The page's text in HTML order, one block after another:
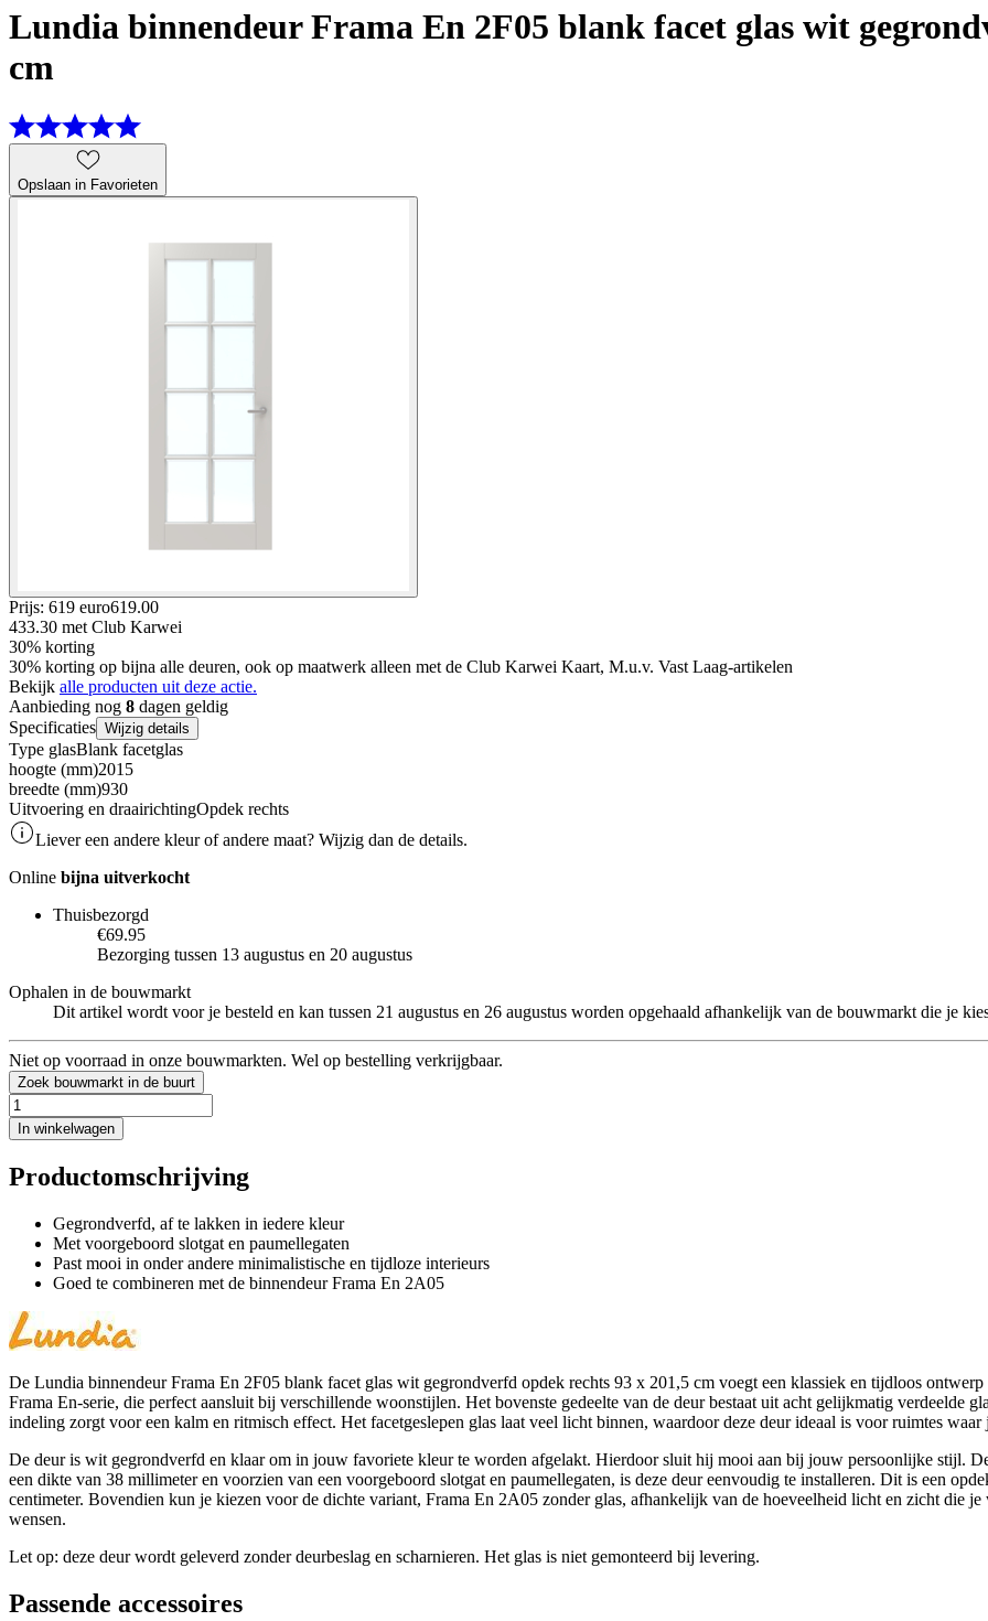
Lundia binnendeur Frama En 2F05 blank facet glas wit
cm
Opslaan in Favorieten
Prijs: 619 euro619.00
433.30 met Club Karwei
30% korting
30% korting op bijna alle deuren, ook op maatwerk alleen met de Club Karwei Kaart, M.u.v. Vast Laag-artikelen
Bekijk alle producten uit deze actie.
Aanbieding nog 8 dagen geldig
Specificaties Wijzig details
Type glasBlank facetglas
hoogte (mm)2015
breedte (mm)930
Uitvoering en draairichtingOpdek rechts
Liever een andere kleur of andere maat? Wijzig dan de details.
Online bijna uitverkocht
Thuisbezorgd
€69.95
Bezorging tussen 13 augustus en 20 augustus
Ophalen in de bouwmarkt
Dit artikel wordt voor je besteld en kan tussen 21 augustus en 26 augustus worden opgehaald afhankelijk van de bouwmarkt die je
Niet op voorraad in onze bouwmarkten. Wel op bestelling verkrijgbaar.
Zoek bouwmarkt in de buurt
In winkelwagen
Productomschrijving
Gegrondverfd, af te lakken in iedere kleur
Met voorgeboord slotgat en paumellegaten
Past mooi in onder andere minimalistische en tijdloze interieurs
Goed te combineren met de binnendeur Frama En 2A05
De Lundia binnendeur Frama En 2F05 blank facet glas wit gegrondverfd opdek rechts 93 x 201,5 cm voegt een klassiek en tijdloos
Frama En-serie, die perfect aansluit bij verschillende woonstijlen. Het bovenste gedeelte van de deur bestaat uit acht gelijkmatig verdeelde
indeling zorgt voor een kalm en ritmisch effect. Het facetgeslepen glas laat veel licht binnen, waardoor deze deur ideaal is voor ruimtes
De deur is wit gegrondverfd en klaar om in jouw favoriete kleur te worden afgelakt. Hierdoor sluit hij mooi aan bij jouw persoonlijke stijl.
een dikte van 38 millimeter en voorzien van een voorgeboord slotgat en paumellegaten, is deze deur eenvoudig te installeren. Dit is een
centimeter. Bovendien kun je kiezen voor de dichte variant, Frama En 2A05 zonder glas, afhankelijk van de hoeveelheid licht en zicht die
wensen.
Let op: deze deur wordt geleverd zonder deurbeslag en scharnieren. Het glas is niet gemonteerd bij levering.
Passende accessoires